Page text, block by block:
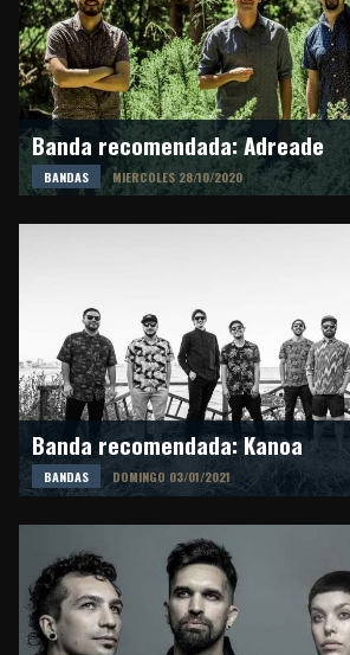
Banda recomendada: Adreade
BANDAS MIERCOLES 28/10/2020
Banda recomendada: Kanoa
BANDAS DOMINGO 03/01/2021